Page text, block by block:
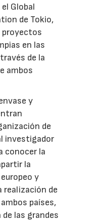
Global
de Tokio,
proyectos
en las
de la
ambos
y
de
investigador
conocer la
la
y
realización de
países,
las grandes